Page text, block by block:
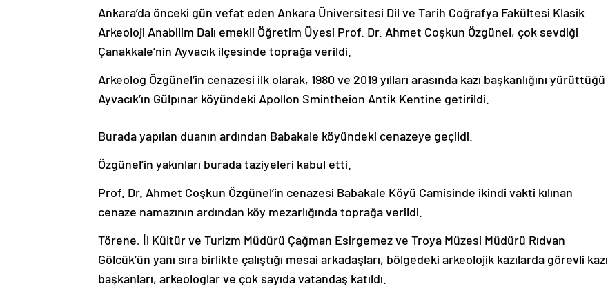
Ankara’da önceki gün vefat eden Ankara Üniversitesi Dil ve Tarih Coğrafya Fakültesi Klasik
Arkeoloji Anabilim Dalı emekli Öğretim Üyesi Prof. Dr. Ahmet Coşkun Özgünel, çok sevdiği
Çanakkale’nin Ayvacık ilçesinde toprağa verildi.
Arkeolog Özgünel’in cenazesi ilk olarak, 1980 ve 2019 yılları arasında kazı başkanlığını yürüttüğü
Ayvacık’ın Gülpınar köyündeki Apollon Smintheion Antik Kentine getirildi.
Burada yapılan duanın ardından Babakale köyündeki cenazeye geçildi.
Özgünel’in yakınları burada taziyeleri kabul etti.
Prof. Dr. Ahmet Coşkun Özgünel’in cenazesi Babakale Köyü Camisinde ikindi vakti kılınan
cenaze namazının ardından köy mezarlığında toprağa verildi.
Törene, İl Kültür ve Turizm Müdürü Çağman Esirgemez ve Troya Müzesi Müdürü Rıdvan
Gölcük’ün yanı sıra birlikte çalıştığı mesai arkadaşları, bölgedeki arkeolojik kazılarda görevli kazı
başkanları, arkeologlar ve çok sayıda vatandaş katıldı.